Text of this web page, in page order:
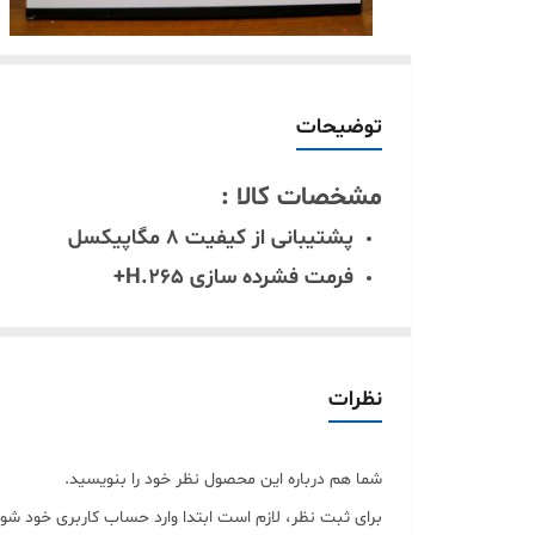
توضیحات
مشخصات کالا :
پشتیبانی از کیفیت 8 مگاپیکسل
فرمت فشرده سازی H.265+
مگاپیکسلنظرات
شما هم درباره این محصول نظر خود را بنویسید.
برای ثبت نظر، لازم است ابتدا وارد حساب کاربری خود